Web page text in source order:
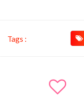
Tags :